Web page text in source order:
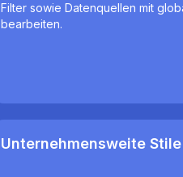
Filter sowie Datenquellen mit
bearbeiten.
Unternehmensweite Stile